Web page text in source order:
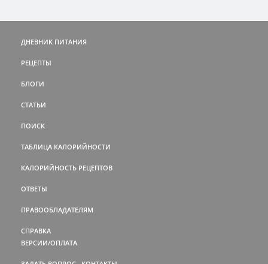
ДНЕВНИК ПИТАНИЯ
РЕЦЕПТЫ
БЛОГИ
СТАТЬИ
ПОИСК
ТАБЛИЦА КАЛОРИЙНОСТИ
КАЛОРИЙНОСТЬ РЕЦЕПТОВ
ОТВЕТЫ
ПРАВООБЛАДАТЕЛЯМ
СПРАВКА
ВЕРСИИ/ОПЛАТА